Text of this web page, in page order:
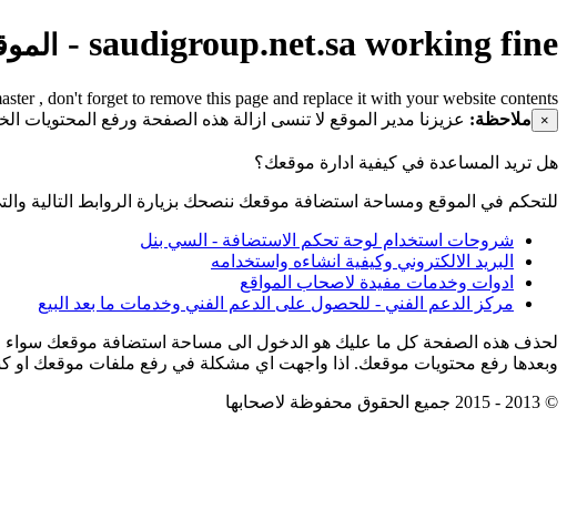
saudigroup.net.sa working fine -
, don't forget to remove this page and replace it with your website contents
× ملاحظة: عزيزنا مدير الموقع لا تنسى ازالة هذه الصفحة ورفع
هل تريد المساعدة في كيفية ادارة موقعك؟
للتحكم في الموقع ومساحة استضافة موقعك ننصحك بزيارة الروابط التالية
شروحات استخدام لوحة تحكم الاستضافة - السي بنل
البريد الالكتروني وكيفية انشاءه واستخدامه
ادوات وخدمات مفيدة لاصحاب المواقع
مركز الدعم الفني - للحصول على الدعم الفني وخدمات ما بعد البيع
وبعدها رفع محتويات موقعك. اذا واجهت اي مشكلة في رفع ملفات موقعك او
© 2013 - 2015 جميع الحقوق محفوظة لاصحابها